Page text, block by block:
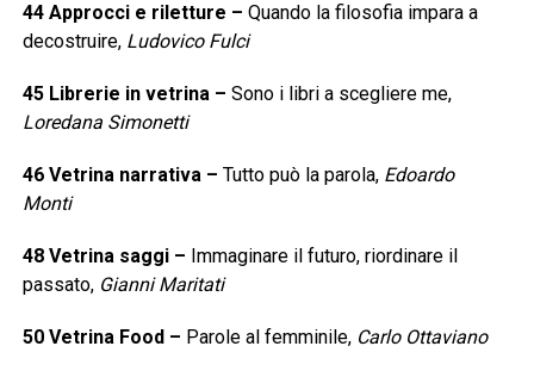
44 Approcci e riletture – Quando la filosofia impara a
decostruire, Ludovico Fulci
45 Librerie in vetrina– Sono i libri a scegliere me,
Loredana Simonetti
46 Vetrina narrativa– Tutto può la parola, Edoardo
Monti
48 Vetrina saggi– Immaginare il futuro, riordinare il
passato, Gianni Maritati
50 Vetrina Food – Parole al femminile, Carlo Ottaviano